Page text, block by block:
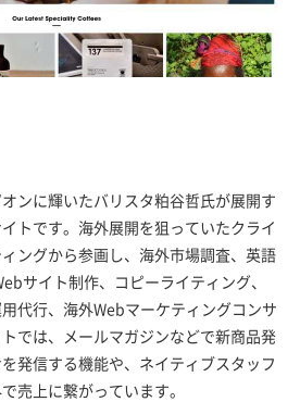
ンに輝いたバリスタ粕谷哲氏が展開す
トです。海外展開を狙っていたクライ
ングから参画し、海外市場調査、英語
サイト制作、コピーライティング、
代行、海外Webマーケティングコンサ
では、メールマガジンなどで新商品発
発信する機能や、ネイティブスタッフ
売上に繋がっています。